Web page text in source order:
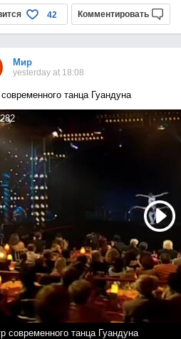
42 Комментировать
Мир
yesterday at 18:08
танца Гуандуна
282
современного танца Гуандуна